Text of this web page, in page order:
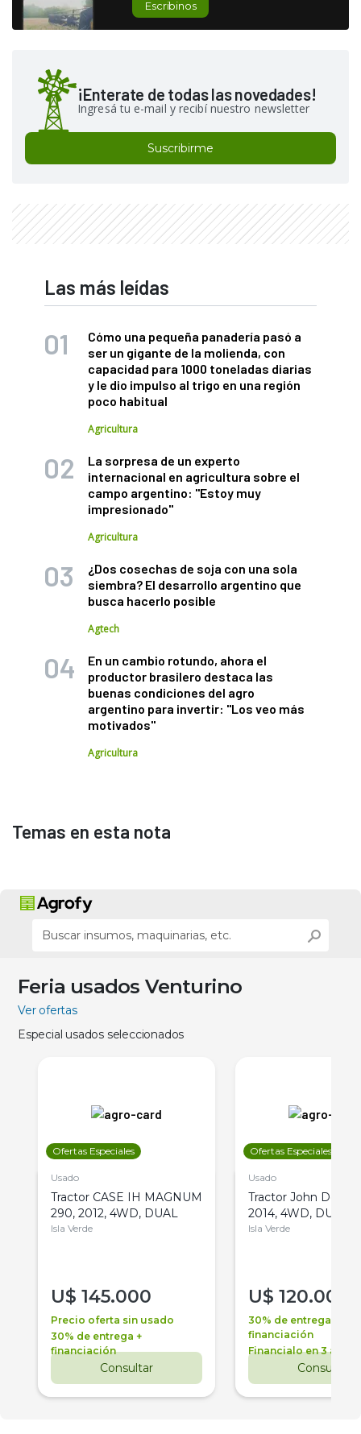
Escribinos
¡Enterate de todas las novedades!
Ingresá tu e-mail y recibí nuestro newsletter
Suscribirme
Las más leídas
Cómo una pequeña panadería pasó a
ser un gigante de la molienda, con
capacidad para 1000 toneladas diarias
y le dio impulso al trigo en una región
poco habitual
Agricultura
La sorpresa de un experto
internacional en agricultura sobre el
campo argentino: "Estoy muy
impresionado"
Agricultura
¿Dos cosechas de soja con una sola
siembra? El desarrollo argentino que
busca hacerlo posible
Agtech
En un cambio rotundo, ahora el
productor brasilero destaca las
buenas condiciones del agro
argentino para invertir: "Los veo más
motivados"
Agricultura
Temas en esta nota
Feria usados Venturino
Ver ofertas
Especial usados seleccionados
Ofertas Especiales
Usado
Tractor CASE IH MAGNUM
290, 2012, 4WD, DUAL
Isla Verde
U$ 145.000
Precio oferta sin usado
30% de entrega +
financiación
Consultar
Ofertas Especiales
Usado
Tractor John Deere
2014, 4WD, DUAL
Isla Verde
U$ 120.000
30% de entrega +
financiación
Financialo en 3 años
Consultar